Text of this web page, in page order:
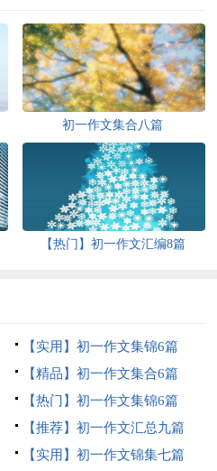
初一作文集合八篇
【热门】初一作文汇编8篇
【实用】初一作文集锦6篇
【精品】初一作文集合6篇
【热门】初一作文集锦6篇
【推荐】初一作文汇总九篇
【实用】初一作文锦集七篇